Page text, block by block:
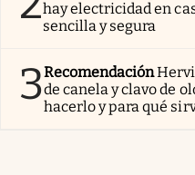
hay electricidad en
sencilla y segura
3Recomendación
de canela y clavo de
hacerlo y para qué